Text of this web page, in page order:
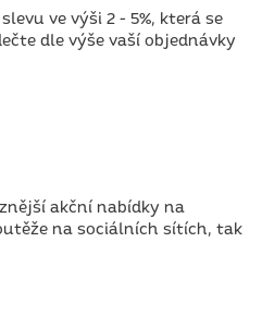
ve výši 2 - 5%, která se
dle výše vaší objednávky
akční nabídky na
na sociálních sítích, tak